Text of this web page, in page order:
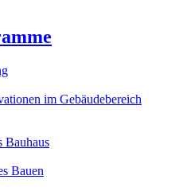
im Gebäudebereich
Bauhaus
Bauen